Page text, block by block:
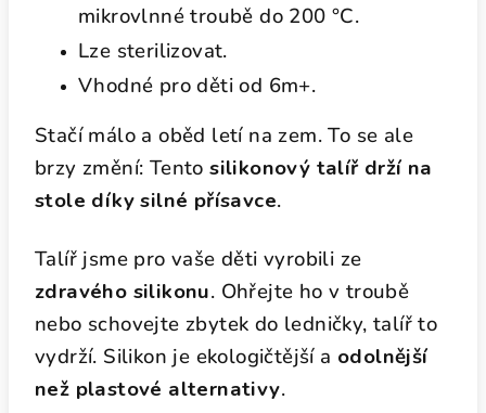
mikrovlnné troubě do 200 °C.
Lze sterilizovat.
Vhodné pro děti od 6m+.
Stačí málo a oběd letí na zem. To se ale
brzy změní: Tentosilikonový talíř drží na
stole díky silné přísavce.
Talíř jsme pro vaše děti vyrobili ze
zdravého silikonu. Ohřejte ho v troubě
nebo schovejte zbytek do ledničky, talíř to
vydrží. Silikon je ekologičtější a odolnější
než plastové alternativy.